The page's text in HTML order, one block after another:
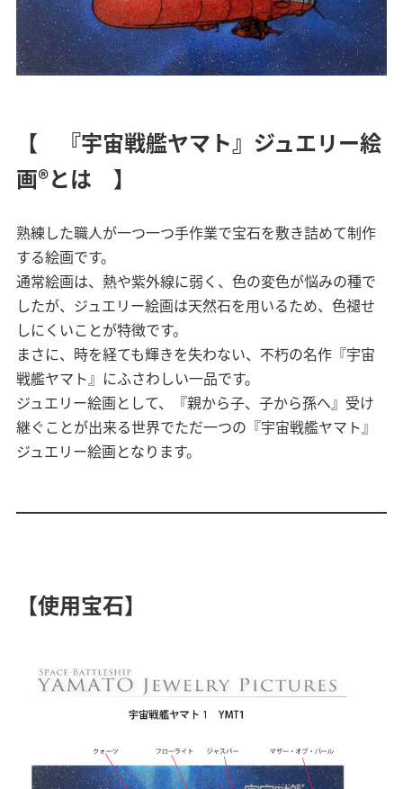
【 『宇宙戦艦ヤマト』ジュエリー絵
画®とは 】
熟練した職人が一つ一つ手作業で宝石を敷き詰めて制作
する絵画です。
通常絵画は、熱や紫外線に弱く、色の変色が悩みの種で
したが、ジュエリー絵画は天然石を用いるため、色褪せ
しにくいことが特徴です。
まさに、時を経ても輝きを失わない、不朽の名作『宇宙
戦艦ヤマト』にふさわしい一品です。
ジュエリー絵画として、『親から子、子から孫へ』受け
継ぐことが出来る世界でただ一つの『宇宙戦艦ヤマト』
ジュエリー絵画となります。
【使用宝石】